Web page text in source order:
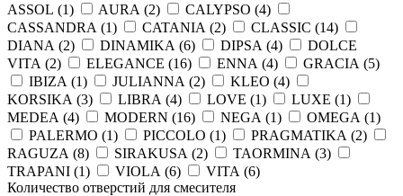
ASSOL (1) AURA (2) CALYPSO (4)
CASSANDRA (1) CATANIA (2) CLASSIC (14)
DIANA (2) DINAMIKA (6) DIPSA (4)
DOLCE
VITA (2) ELEGANCE (16) ENNA (4) GRACIA (5)
IBIZA (1) JULIANNA (2) KLEO (4)
KORSIKA (3) LIBRA (4) LOVE (1) LUXE (1)
MEDEA (4) MODERN (16) NEGA (1) OMEGA (1)
PALERMO (1) PICCOLO (1) PRAGMATIKA (2)
RAGUZA (8) SIRAKUSA (2) TAORMINA (3)
TRAPANI (1) VIOLA (6) VITA (6)
Количество отверстий для смесителя